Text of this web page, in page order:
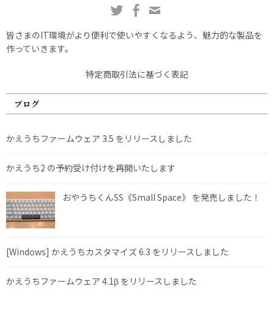
皆さまのIT環境がより便利で使いやすくなるよう、魅力的な製品を
作っていきます。
特定商取引法に基づく表記
ブログ
かえうちファームウェア 3.5 をリリースしました
かえうち2 の予約受け付けを再開いたします
おやうちくんSS《Small Space》 を発売しました！
[Windows] かえうちカスタマイズ 6.3 をリリースしました
かえうちファームウェア 4.1β をリリースしました